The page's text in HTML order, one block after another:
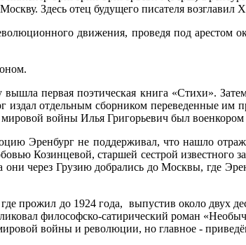
Здесь отец будущего писателя
движения, проведя под арестом
первая поэтическая книга «Стихи».
отдельным сборником переведенные
войны Илья Григорьевич был военкором
Эренбург не поддерживал, что нашло
Козинцевой, старшей сестрой известного
через Грузию добрались до Москвы, где
прожил до 1924 года, выпустив около двух
философско-сатирический роман
войны и революции, но главное -